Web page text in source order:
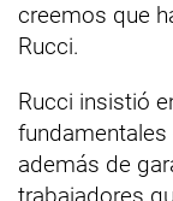
creemos que
Rucci.
Rucci insistió
además de